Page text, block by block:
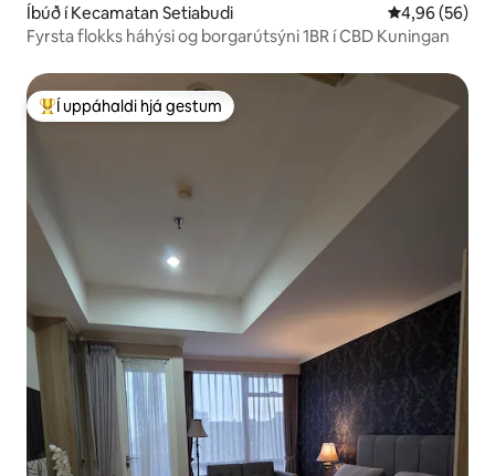
Íbúð í Kecamatan Setiabudi 4,96 af 5 í
4,96 (56)
Fyrsta flokks háhýsi og borgarútsýni 1BR í CBD Kuningan
Í mestu uppáhaldi hjá gestum
Í uppáhaldi hjá gestum